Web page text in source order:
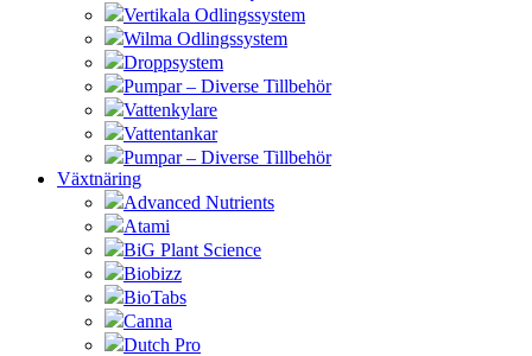
Vertikala Odlingssystem
Wilma Odlingssystem
Droppsystem
Pumpar – Diverse Tillbehör
Vattenkylare
Vattentankar
Pumpar – Diverse Tillbehör
Växtnäring
Advanced Nutrients
Atami
BiG Plant Science
Biobizz
BioTabs
Canna
Dutch Pro